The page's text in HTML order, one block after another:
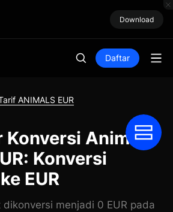
Download
Daftar
ANIMALS EUR
Animals
Konversi
EUR
dikonversi menjadi 0 EUR pada